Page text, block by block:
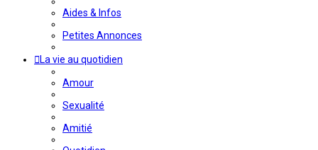
Aides & Infos
Petites Annonces
La vie au quotidien
Amour
Sexualité
Amitié